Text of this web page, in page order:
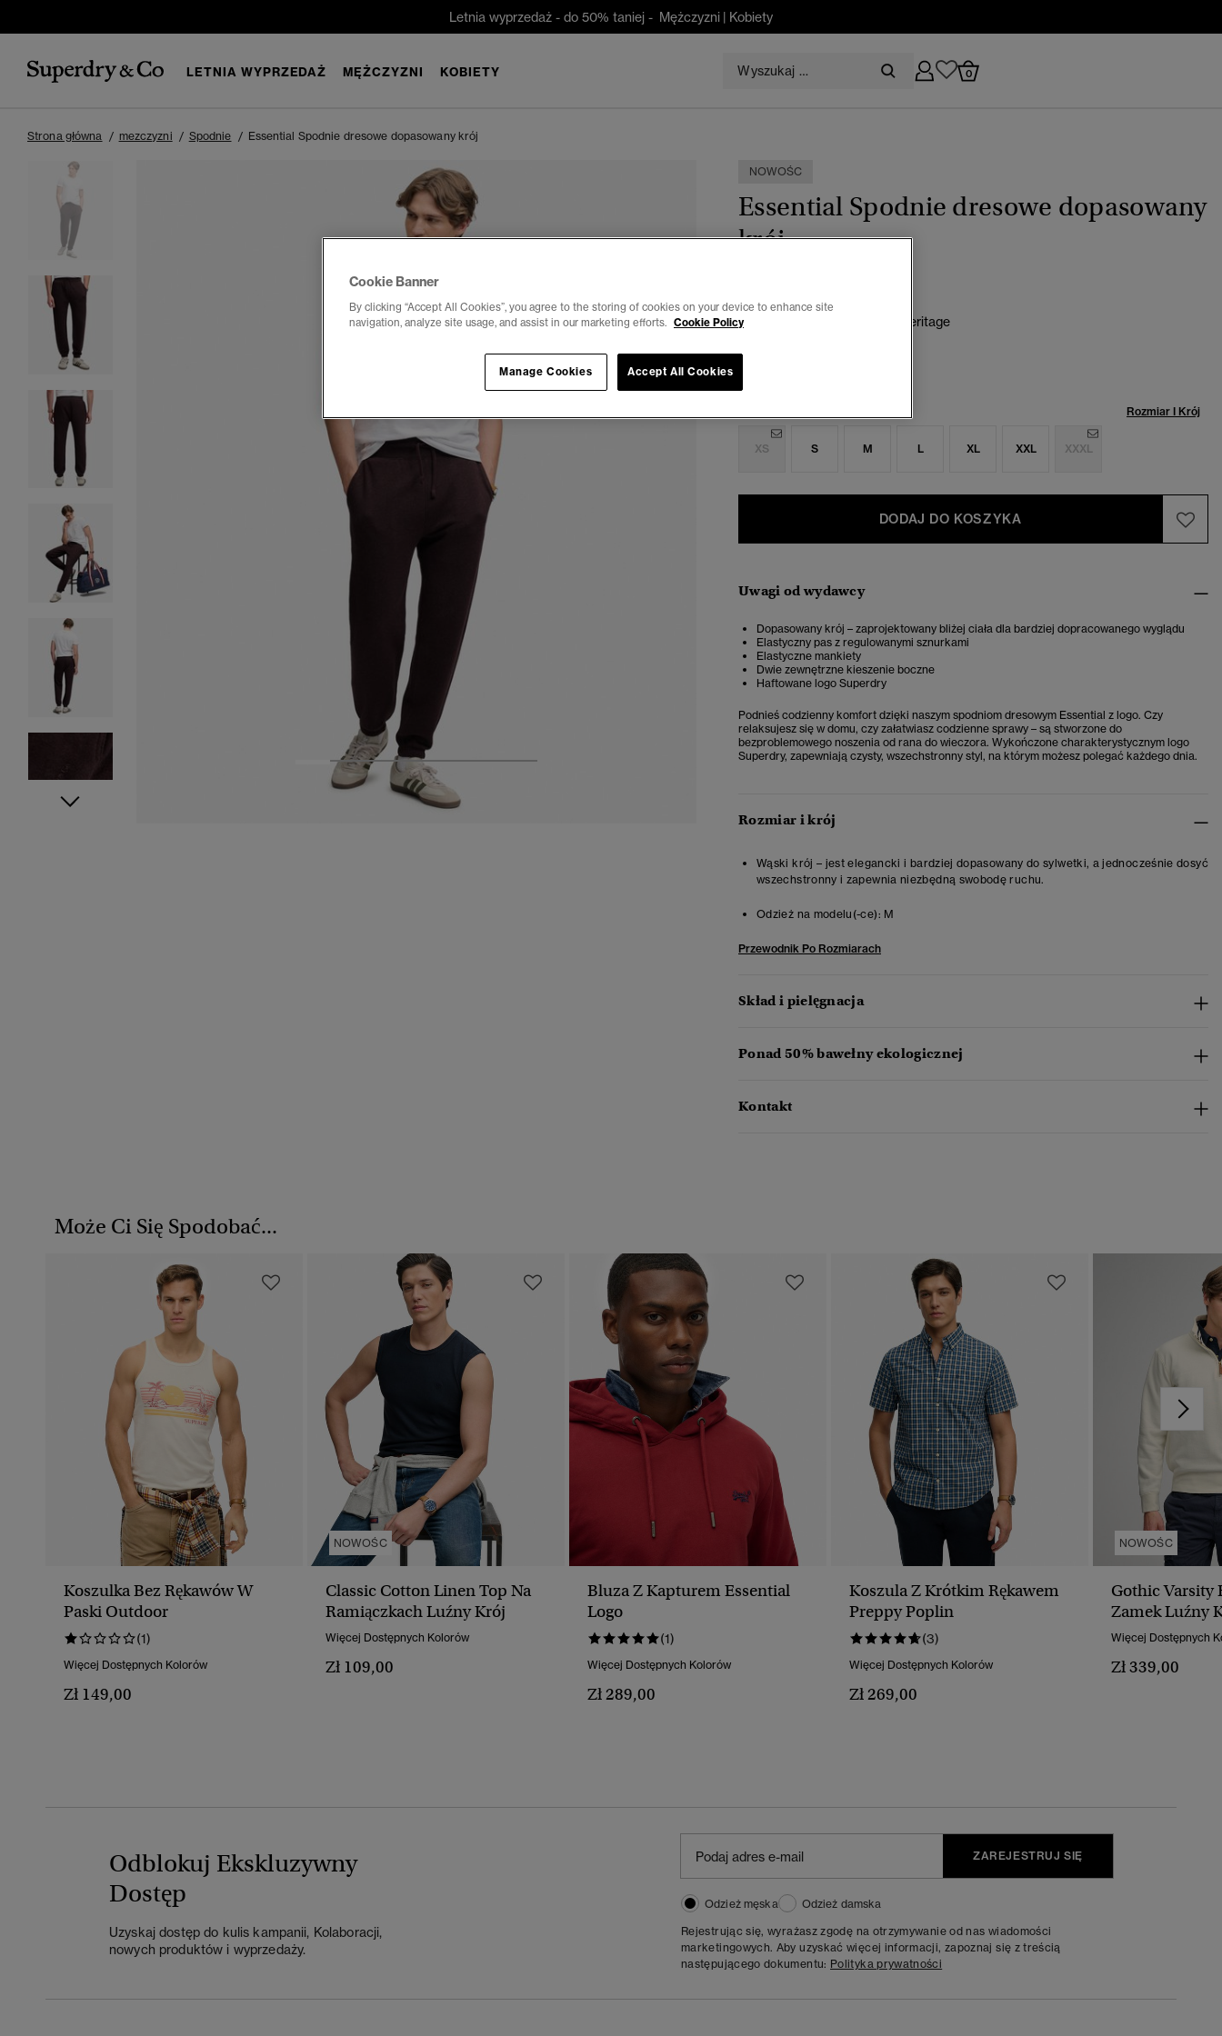
Letnia wyprzedaż - do 50% taniej - Mężczyzni | Kobiety
LETNIA WYPRZEDAŻ MĘŻCZYZNI KOBIETY 0
Strona główna mezczyzni Spodnie Essential Spodnie dresowe dopasowany krój
2 4
NOWOŚC
Essential Spodnie dresowe dopasowany
krój
Kolor: Burgundowy melanż heritage
Rozmiar I Krój
XS S M L XL XXL XXXL
DODAJ DO KOSZYKA
Uwagi od wydawcy
Dopasowany krój – zaprojektowany bliżej ciała dla bardziej dopracowanego wyglądu
Elastyczny pas z regulowanymi sznurkami
Elastyczne mankiety
Dwie zewnętrzne kieszenie boczne
Haftowane logo Superdry
Podnieś codzienny komfort dzięki naszym spodniom dresowym Essential z logo. Czy
relaksujesz się w domu, czy załatwiasz codzienne sprawy – są stworzone do
bezproblemowego noszenia od rana do wieczora. Wykończone charakterystycznym logo
Superdry, zapewniają czysty, wszechstronny styl, na którym możesz polegać każdego dnia.
Rozmiar i krój
Wąski krój – jest elegancki i bardziej dopasowany do sylwetki, a jednocześnie dosyć
wszechstronny i zapewnia niezbędną swobodę ruchu.
Odzież na modelu(-ce): M
Przewodnik Po Rozmiarach
Skład i pielęgnacja
Ponad 50% bawełny ekologicznej
Kontakt
Może Ci Się Spodobać...
Koszulka Bez Rękawów W
Paski Outdoor
(1)
Więcej Dostępnych Kolorów
Zł 149,00
NOWOŚC
Classic Cotton Linen Top Na
Ramiączkach Luźny Krój
Więcej Dostępnych Kolorów
Zł 109,00
Bluza Z Kapturem Essential
Logo
(1)
Więcej Dostępnych Kolorów
Zł 289,00
Koszula Z Krótkim Rękawem
Preppy Poplin
(3)
Więcej Dostępnych Kolorów
Zł 269,00
NOWOŚC
Gothic Varsity
Zamek Luźny
Więcej Dostępnych
Zł 339,00
Odblokuj Ekskluzywny
Dostęp
Uzyskaj dostęp do kulis kampanii, Kolaboracji,
nowych produktów i wyprzedaży.
ZAREJESTRUJ SIĘ
Odzież męska
Odzież damska
Rejestrując się, wyrażasz zgodę na otrzymywanie od nas wiadomości
marketingowych. Aby uzyskać więcej informacji, zapoznaj się z treścią
następującego dokumentu: Polityka prywatności
Cookie Banner
By clicking “Accept All Cookies”, you agree to the storing of cookies on your device to enhance site
navigation, analyze site usage, and assist in our marketing efforts. Cookie Policy
Accept All Cookies
Manage Cookies